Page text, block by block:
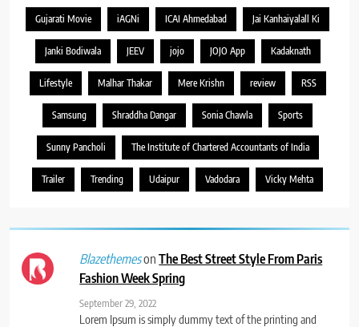
Gujarati Movie iAGNi ICAI Ahmedabad Jai Kanhaiyalall Ki
Janki Bodiwala JEEV jojo JOJO App Kadaknath
Lifestyle Malhar Thakar Mere Krishn review RSS
Samsung Shraddha Dangar Sonia Chawla Sports
Sunny Pancholi The Institute of Chartered Accountants of India
Trailer Trending Udaipur Vadodara Vicky Mehta
BlazethemesonThe Best Street Style From Paris
Fashion Week Spring
September 29, 2022
Lorem Ipsum is simply dummy text of the printing and